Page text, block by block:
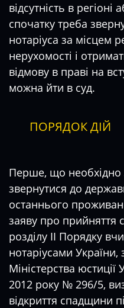
відсутність в
спочатку треба
нотаріуса за місцем
нерухомості і
відмову в праві на
можна йти в суд.
ПОРЯДОК ДІЙ
Перше, що необхідно
звернутися до
останнього
заяву про прийняття
розділу II Порядку
нотаріусами
Міністерства юстиції
2012 року № 296/5,
відкриття спадщини